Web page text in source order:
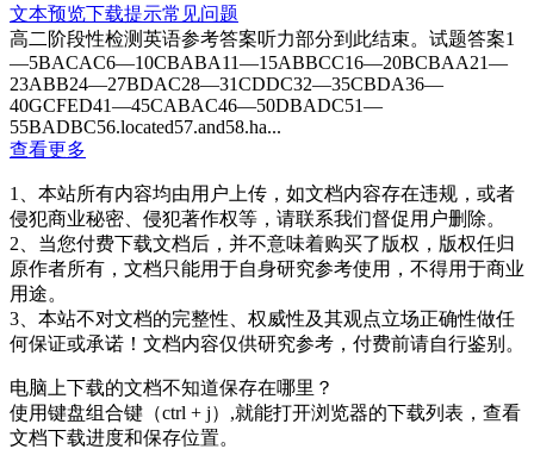
文本预览下载提示常见问题
高二阶段性检测英语参考答案听力部分到此结束。试题答案1
—5BACAC6—10CBABA11—15ABBCC16—20BCBAA21—
23ABB24—27BDAC28—31CDDC32—35CBDA36—
40GCFED41—45CABAC46—50DBADC51—
55BADBC56.located57.and58.ha...
查看更多
1、本站所有内容均由用户上传，如文档内容存在违规，或者
侵犯商业秘密、侵犯著作权等，请联系我们督促用户删除。
2、当您付费下载文档后，并不意味着购买了版权，版权任归
原作者所有，文档只能用于自身研究参考使用，不得用于商业
用途。
3、本站不对文档的完整性、权威性及其观点立场正确性做任
何保证或承诺！文档内容仅供研究参考，付费前请自行鉴别。
电脑上下载的文档不知道保存在哪里？
使用键盘组合键（ctrl + j）,就能打开浏览器的下载列表，查看
文档下载进度和保存位置。